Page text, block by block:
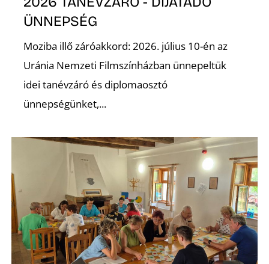
ÜNNEPSÉG
Moziba illő záróakkord: 2026. július 10-én az
Uránia Nemzeti Filmszínházban ünnepeltük
idei tanévzáró és diplomaosztó
ünnepségünket,...